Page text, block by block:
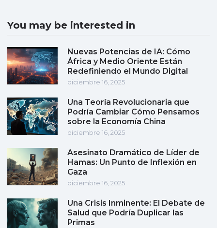
You may be interested in
Nuevas Potencias de IA: Cómo
África y Medio Oriente Están
Redefiniendo el Mundo Digital
diciembre 16, 2025
Una Teoría Revolucionaria que
Podría Cambiar Cómo Pensamos
sobre la Economía China
diciembre 16, 2025
Asesinato Dramático de Líder de
Hamas: Un Punto de Inflexión en
Gaza
diciembre 16, 2025
Una Crisis Inminente: El Debate de
Salud que Podría Duplicar las
Primas